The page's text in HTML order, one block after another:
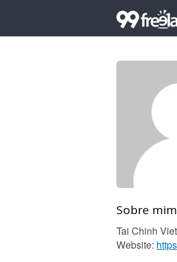
Sobre
Tai Chinh
Website: